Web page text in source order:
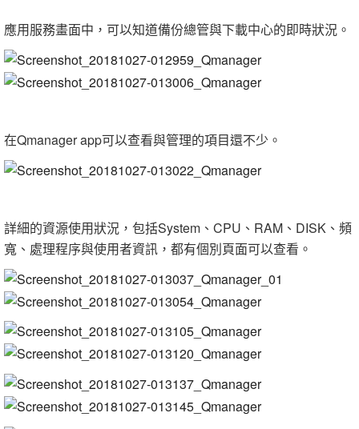
應用服務畫面中，可以知道備份總管與下載中心的即時狀況。
在Qmanager app可以查看與管理的項目還不少。
詳細的資源使用狀況，包括System、CPU、RAM、DISK、頻
寬、處理程序與使用者資訊，都有個別頁面可以查看。